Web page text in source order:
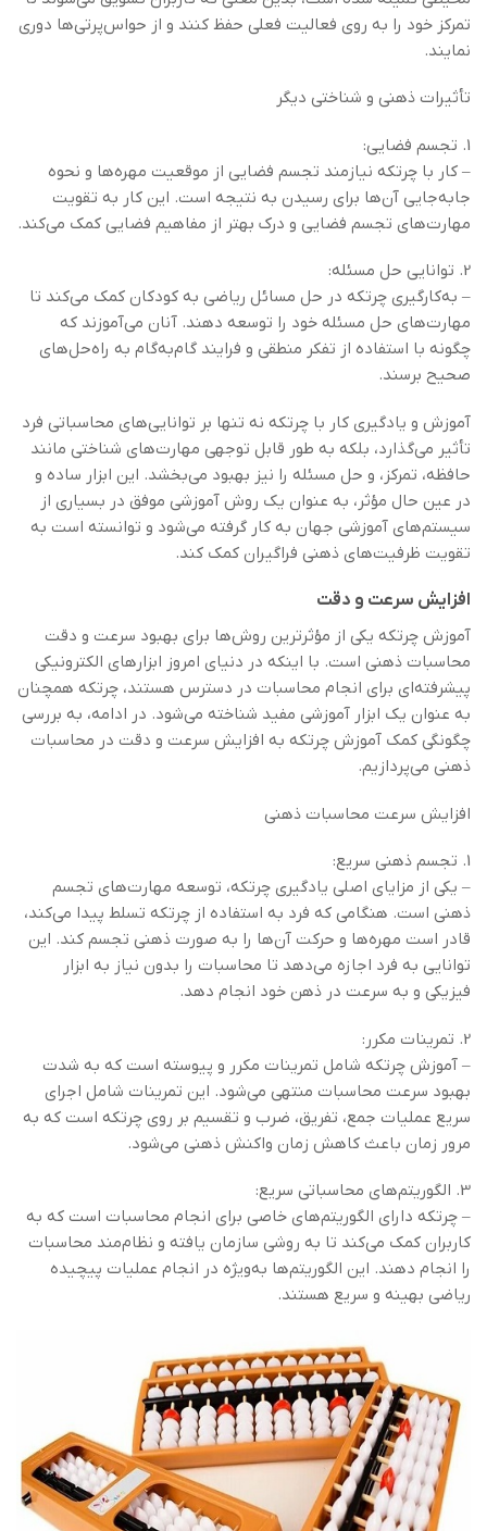
تمرکز خود را به روی فعالیت فعلی حفظ کنند و از حواس‌پرتی‌ها دوری
نمایند.
تأثیرات ذهنی و شناختی دیگر
1. تجسم فضایی:
– کار با چرتکه نیازمند تجسم فضایی از موقعیت مهره‌ها و نحوه
جابه‌جایی آن‌ها برای رسیدن به نتیجه است. این کار به تقویت
مهارت‌های تجسم فضایی و درک بهتر از مفاهیم فضایی کمک می‌کند.
2. توانایی حل مسئله:
– به‌کارگیری چرتکه در حل مسائل ریاضی به کودکان کمک می‌کند تا
مهارت‌های حل مسئله خود را توسعه دهند. آنان می‌آموزند که
چگونه با استفاده از تفکر منطقی و فرایند گام‌به‌گام به راه‌حل‌های
صحیح برسند.
آموزش و یادگیری کار با چرتکه نه تنها بر توانایی‌های محاسباتی فرد
تأثیر می‌گذارد، بلکه به طور قابل توجهی مهارت‌های شناختی مانند
حافظه، تمرکز، و حل مسئله را نیز بهبود می‌بخشد. این ابزار ساده و
در عین حال مؤثر، به عنوان یک روش آموزشی موفق در بسیاری از
سیستم‌های آموزشی جهان به کار گرفته می‌شود و توانسته است به
تقویت ظرفیت‌های ذهنی فراگیران کمک کند.
افزایش سرعت و دقت
آموزش چرتکه یکی از مؤثرترین روش‌ها برای بهبود سرعت و دقت
محاسبات ذهنی است. با اینکه در دنیای امروز ابزارهای الکترونیکی
پیشرفته‌ای برای انجام محاسبات در دسترس هستند، چرتکه همچنان
به عنوان یک ابزار آموزشی مفید شناخته می‌شود. در ادامه، به بررسی
چگونگی کمک آموزش چرتکه به افزایش سرعت و دقت در محاسبات
ذهنی می‌پردازیم.
افزایش سرعت محاسبات ذهنی
1. تجسم ذهنی سریع:
– یکی از مزایای اصلی یادگیری چرتکه، توسعه مهارت‌های تجسم
ذهنی است. هنگامی که فرد به استفاده از چرتکه تسلط پیدا می‌کند،
قادر است مهره‌ها و حرکت آن‌ها را به صورت ذهنی تجسم کند. این
توانایی به فرد اجازه می‌دهد تا محاسبات را بدون نیاز به ابزار
فیزیکی و به سرعت در ذهن خود انجام دهد.
2. تمرینات مکرر:
– آموزش چرتکه شامل تمرینات مکرر و پیوسته است که به شدت
بهبود سرعت محاسبات منتهی می‌شود. این تمرینات شامل اجرای
سریع عملیات جمع، تفریق، ضرب و تقسیم بر روی چرتکه است که به
مرور زمان باعث کاهش زمان واکنش ذهنی می‌شود.
3. الگوریتم‌های محاسباتی سریع:
– چرتکه دارای الگوریتم‌های خاصی برای انجام محاسبات است که به
کاربران کمک می‌کند تا به روشی سازمان یافته و نظام‌مند محاسبات
را انجام دهند. این الگوریتم‌ها به‌ویژه در انجام عملیات پیچیده
ریاضی بهینه و سریع هستند.